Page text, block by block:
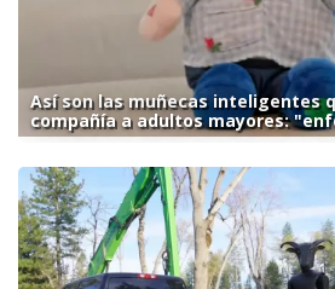
Así son las muñecas inteligentes
compañía a adultos mayores: